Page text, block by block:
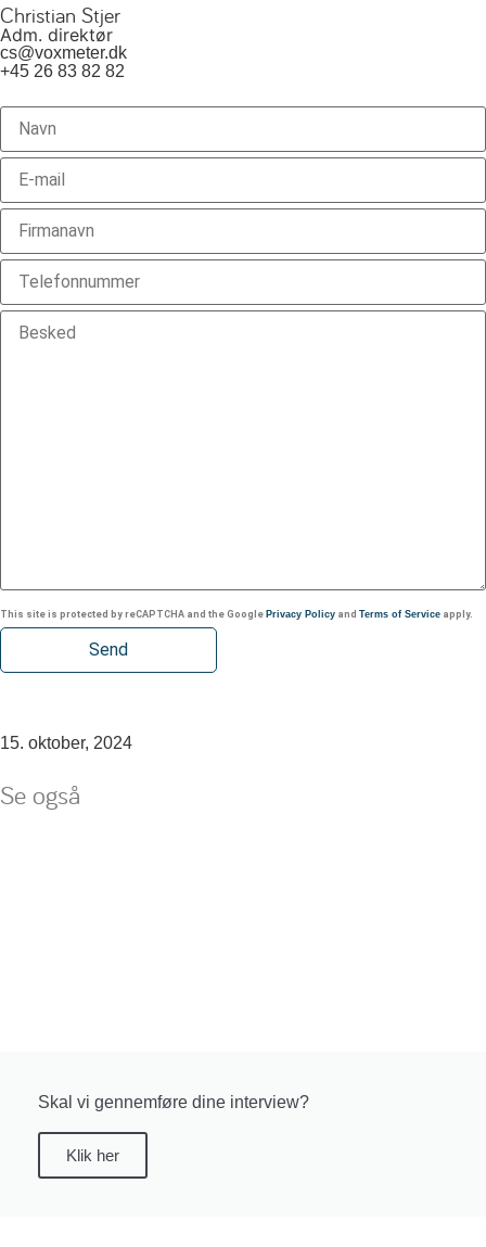
Christian Stjer
Adm. direktør
cs@voxmeter.dk
+45 26 83 82 82
This site is protected by reCAPTCHA and the Google Privacy Policy and Terms of Service apply.
15. oktober, 2024
Se også
Skal vi gennemføre dine interview?
Klik her